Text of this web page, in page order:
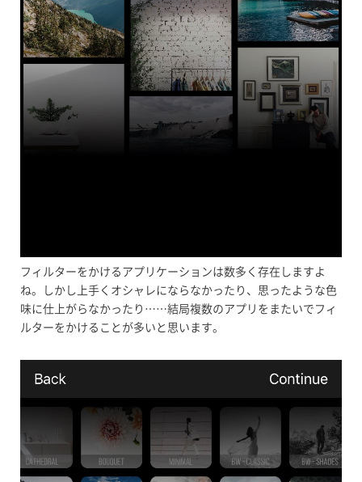
フィルターをかけるアプリケーションは数多く存在しますよ
ね。しかし上手くオシャレにならなかったり、思ったような色
味に仕上がらなかったり……結局複数のアプリをまたいでフィ
ルターをかけることが多いと思います。